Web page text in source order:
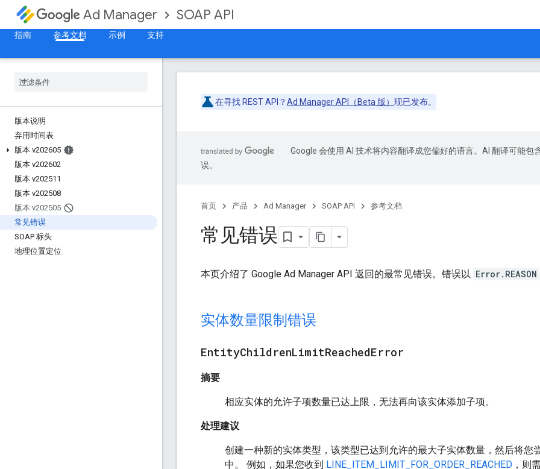
Ad Manager SOAP API
指南 参考文档 示例 支持
版本说明
弃用时间表
版本 v202605
版本 v202602
版本 v202511
版本 v202508
版本 v202505
常见错误
SOAP 标头
地理位置定位
在寻找 REST API？Ad Manager API（Beta 版） 现已发布。
Google 会使用 AI 技术将内容翻译成您偏好的语言。AI 翻译可能包
误。
首页 产品 Ad Manager SOAP API 参考文档
常见错误
本页介绍了 Google Ad Manager API 返回的最常见错误。错误以 Error.REASON
实体数量限制错误
EntityChildrenLimitReachedError
摘要
相应实体的允许子项数量已达上限，无法再向该实体添加子项。
处理建议
创建一种新的实体类型，该类型已达到允许的最大子实体数量，然后将您
中。 例如，如果您收到 LINE_ITEM_LIMIT_FOR_ORDER_REACHED ，则